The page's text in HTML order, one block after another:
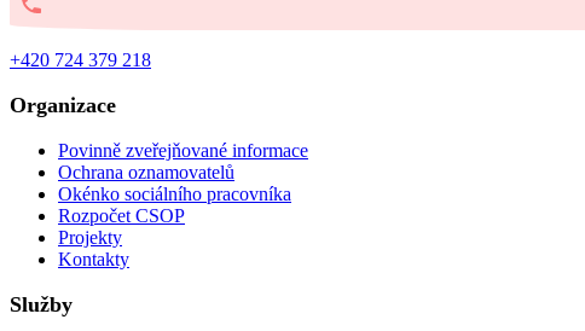
+420 724 379 218
Organizace
Povinně zveřejňované informace
Ochrana oznamovatelů
Okénko sociálního pracovníka
Rozpočet CSOP
Projekty
Kontakty
Služby